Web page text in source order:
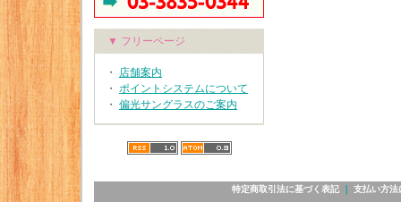
▼ フリーページ
・ 店舗案内
・ ポイントシステムについて
・ 偏光サングラスのご案内
特定商取引法に基づく表記｜ 支払い方法